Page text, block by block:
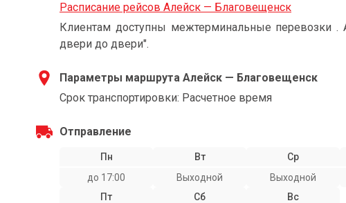
Расписание рейсов Алейск — Благовещенск
Клиентам доступны межтерминальные перевозки .
двери до двери".
Параметры маршрута Алейск — Благовещенск
Срок транспортировки: Расчетное время
Отправление
Пн
до 17:00
Вт
Выходной
Ср
Выходной
Пт
Сб
Вс